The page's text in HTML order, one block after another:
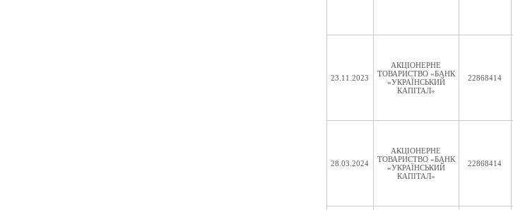
23.11.2023
АКЦІОНЕРНЕ
ТОВАРИСТВО «БАНК
«УКРАЇНСЬКИЙ
КАПІТАЛ»
22868414
28.03.2024
АКЦІОНЕРНЕ
ТОВАРИСТВО «БАНК
«УКРАЇНСЬКИЙ
КАПІТАЛ»
22868414